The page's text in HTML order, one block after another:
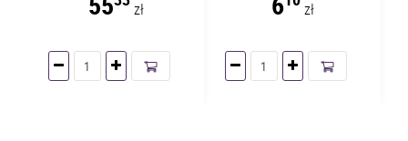
zł zł